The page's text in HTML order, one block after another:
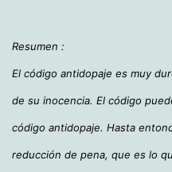
Resumen :
El código antidopaje es muy
de su inocencia. El código
código antidopaje. Hasta
reducción de pena, que es lo